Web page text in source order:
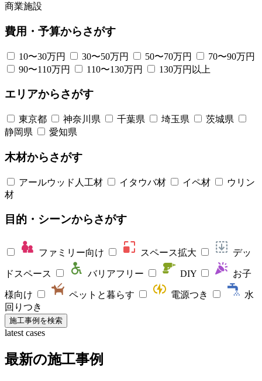
商業施設
費用・予算からさがす
10〜30万円 30〜50万円 50〜70万円
70〜90万円
90〜110万円
110〜130万円 130万円以上
エリアからさがす
東京都 神奈川県 千葉県 埼玉県
茨城県
静岡県
愛知県
木材からさがす
アールウッド人工材 イタウバ材 イペ材
ウリン
材
目的・シーンからさがす
ファミリー向け スペース拡大 デッ
ドスペース バリアフリー DIY お子
様向け ペットと暮らす 電源つき
水
回りつき
施工事例を検索
latest cases
最新の施工事例